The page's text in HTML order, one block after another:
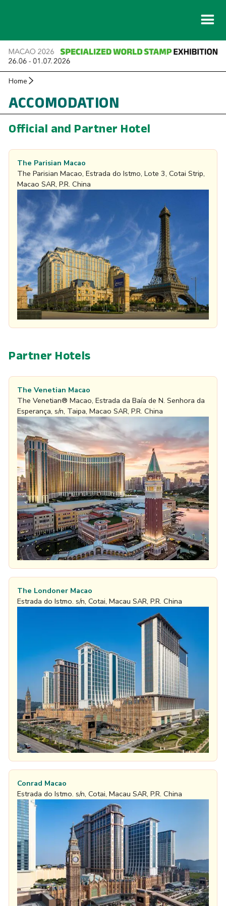
Home
ACCOMODATION
Official and Partner Hotel
The Parisian Macao
The Parisian Macao, Estrada do Istmo, Lote 3, Cotai Strip,
Macao SAR, P.R. China
Partner Hotels
The Venetian Macao
The Venetian® Macao, Estrada da Baía de N. Senhora da
Esperança, s/n, Taipa, Macao SAR, P.R. China
The Londoner Macao
Estrada do Istmo. s/n, Cotai, Macau SAR, P.R. China
Conrad Macao
Estrada do Istmo. s/n, Cotai, Macau SAR, P.R. China